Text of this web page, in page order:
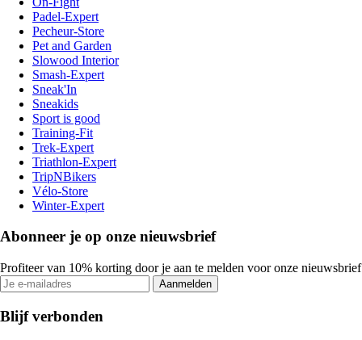
Padel-Expert
Pecheur-Store
Pet and Garden
Slowood Interior
Smash-Expert
Sneak'In
Sneakids
Sport is good
Training-Fit
Trek-Expert
Triathlon-Expert
TripNBikers
Vélo-Store
Winter-Expert
Abonneer je op onze nieuwsbrief
Profiteer van 10% korting door je aan te melden voor onze nieuwsbrief
Aanmelden
Blijf verbonden